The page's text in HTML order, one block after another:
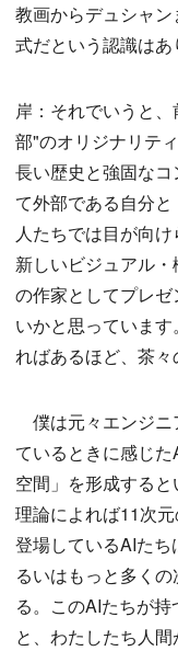
教画からデュシャ
式だという認識はあ
岸：それでいうと
部"のオリジナリテ
長い歴史と強固な
て外部である自分
人たちでは目が向
新しいビジュアル
の作家としてプレ
いかと思っていま
ればあるほど、茶々
僕は元々エンジニ
ているときに感じ
空間」を形成する
理論によれば11次
登場しているAIた
るいはもっと多く
る。このAIたちが
と、わたしたち人